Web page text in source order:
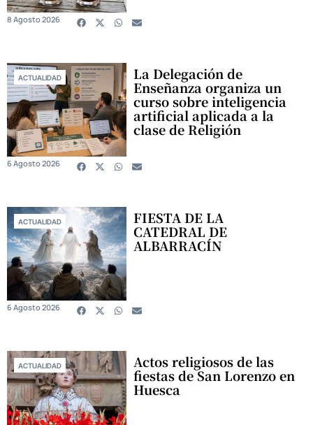
8 Agosto 2026
ACTUALIDAD La Delegación de
Enseñanza organiza un
curso sobre inteligencia
artificial aplicada a la
clase de Religión
6 Agosto 2026
ACTUALIDAD FIESTA DE LA
CATEDRAL DE
ALBARRACÍN
6 Agosto 2026
ACTUALIDAD Actos religiosos de las
fiestas de San Lorenzo en
Huesca